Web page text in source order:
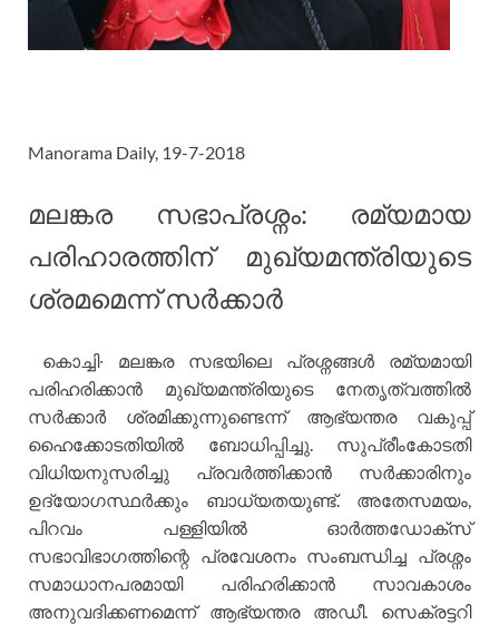
Manorama Daily, 19-7-2018
മലങ്കര സഭാപ്രശ്നം: രമ്യമായ
പരിഹാരത്തിന് മുഖ്യമന്ത്രിയുടെ
ശ്രമമെന്ന് സർക്കാർ
കൊച്ചി∙ മലങ്കര സഭയിലെ പ്രശ്നങ്ങൾ രമ്യമായി
പരിഹരിക്കാൻ മുഖ്യമന്ത്രിയുടെ നേതൃത്വത്തിൽ
സർക്കാർ ശ്രമിക്കുന്നുണ്ടെന്ന് ആഭ്യന്തര വകുപ്പ്
ഹൈക്കോടതിയിൽ ബോധിപ്പിച്ചു. സുപ്രീംകോടതി
വിധിയനുസരിച്ചു പ്രവർത്തിക്കാൻ സർക്കാരിനും
ഉദ്യോഗസ്ഥർക്കും ബാധ്യതയുണ്ട്. അതേസമയം,
പിറവം പള്ളിയിൽ ഓർത്തഡോക്സ്
സഭാവിഭാഗത്തിന്റെ പ്രവേശനം സംബന്ധിച്ച പ്രശ്നം
സമാധാനപരമായി പരിഹരിക്കാൻ സാവകാശം
അനുവദിക്കണമെന്ന് ആഭ്യന്തര അഡീ. സെക്രട്ടറി